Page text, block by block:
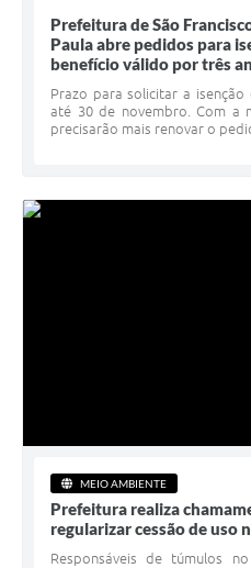
Prefeitura de São
Paula abre pedidos para
benefício válido por três
Prazo para solicitar a isenção
até 30 de novembro. Com a
precisarão mais renovar o
MEIO AMBIENTE
Prefeitura realiza
regularizar cessão de uso
Responsáveis de túmulos